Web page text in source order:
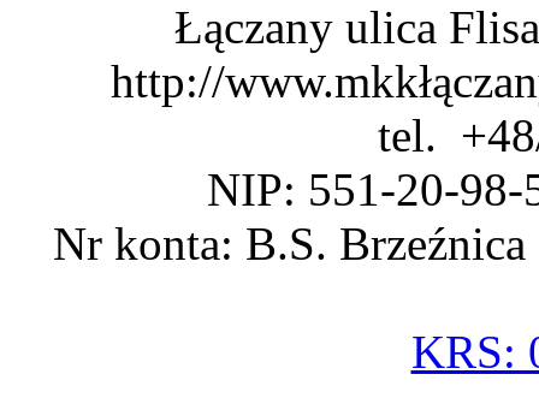
Łączany ulica
http://
tel.
NIP: 551-20-98-
Nr konta: B.S.
KRS: